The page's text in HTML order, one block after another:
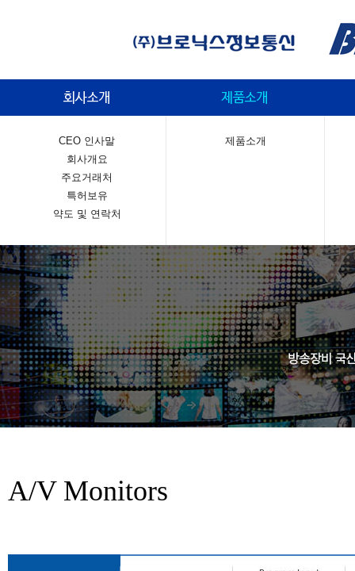
CEO 인사말
회사개요
주요거래처
특허보유
약도 및 연락처
제품소개
A/V Monitors